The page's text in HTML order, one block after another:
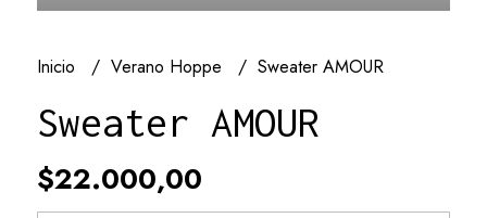
Inicio Verano Hoppe Sweater AMOUR
Sweater AMOUR
$22.000,00